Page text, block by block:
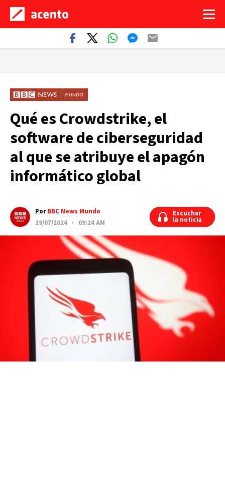
Qué es Crowdstrike, el
software de ciberseguridad
al que se atribuye el apagón
informático global
PorBBC News Mundo
19/07/2024 · 09:24 AM
Escuchar
la noticia
Escuchar
la noticia